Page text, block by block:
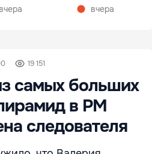
вчера
вчера
19 151
самых больших
в РМ
следователя